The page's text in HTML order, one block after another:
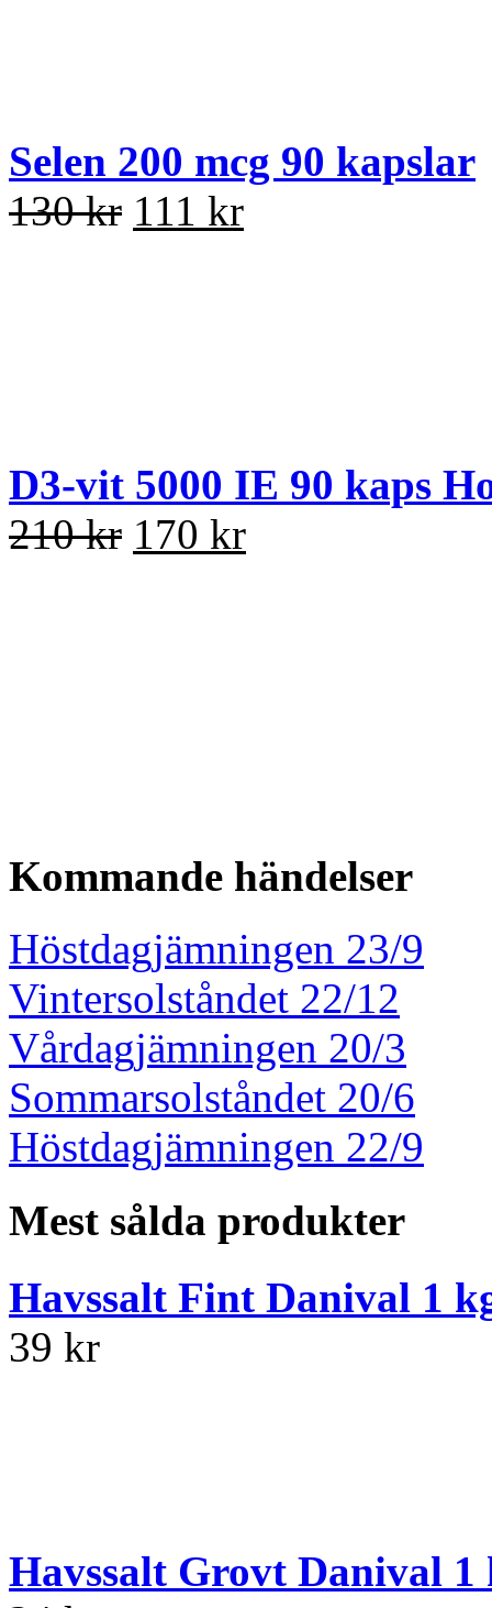
Selen 200 mcg 90 kapslar
130 kr 111 kr
D3-vit 5000 IE 90 kaps
210 kr 170 kr
Kommande händelser
Höstdagjämningen 23/9
Vintersolståndet 22/12
Vårdagjämningen 20/3
Sommarsolståndet 20/6
Höstdagjämningen 22/9
Mest sålda produkter
Havssalt Fint Danival 1
39 kr
Havssalt Grovt Danival 1